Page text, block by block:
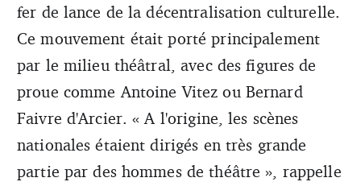
fer de lance de la décentralisation culturelle.
Ce mouvement était porté principalement
par le milieu théâtral, avec des figures de
proue comme Antoine Vitez ou Bernard
Faivre d'Arcier. « A l'origine, les scènes
nationales étaient dirigés en très grande
partie par des hommes de théâtre », rappelle